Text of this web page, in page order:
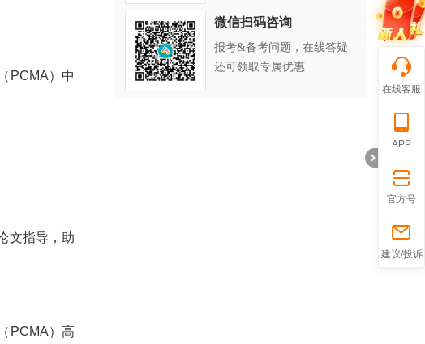
PCMA）中
文指导，助
PCMA）高
微信扫码咨询
报考&备考问题，在线答疑
还可领取专属优惠
在线客服
APP
官方号
建议/投诉